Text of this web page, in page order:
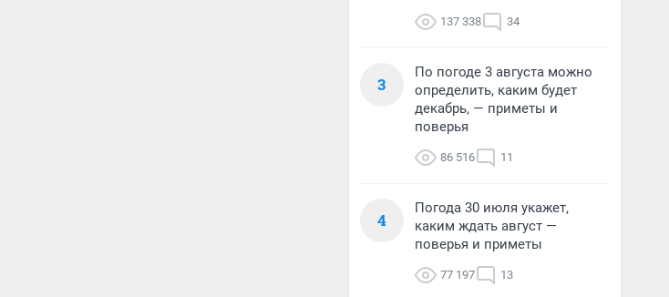
137 338 34
3
По погоде 3 августа можно
определить, каким будет
декабрь, — приметы и
поверья
86 516 11
4
Погода 30 июля укажет,
каким ждать август —
поверья и приметы
77 197 13